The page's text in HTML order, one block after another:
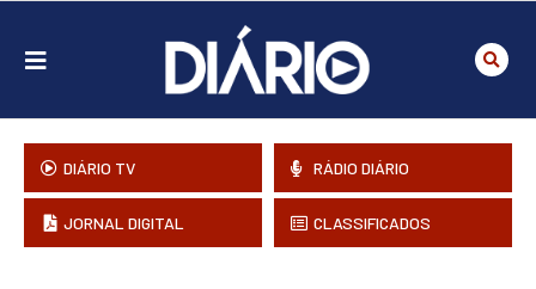
DIÁRIO TV RÁDIO DIÁRIO
JORNAL DIGITAL CLASSIFICADOS